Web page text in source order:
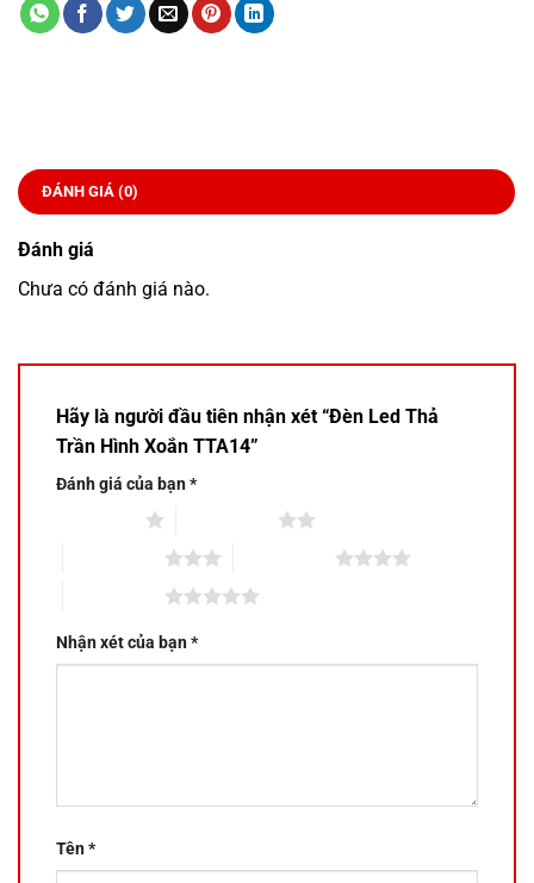
ĐÁNH GIÁ (0)
Đánh giá
Chưa có đánh giá nào.
Hãy là người đầu tiên nhận xét “Đèn Led Thả
Trần Hình Xoắn TTA14”
Đánh giá của bạn*
Nhận xét của bạn*
Tên*